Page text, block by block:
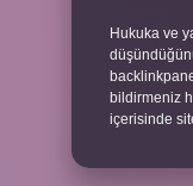
Hukuka ve
bildirmeniz
içerisinde